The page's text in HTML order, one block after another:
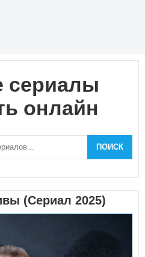
сериалы
онлайн
ПОИСК
(Сериал 2025)